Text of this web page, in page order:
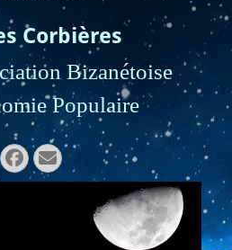
Corbières
Bizanétoise
Populaire
Rechercher :
Facebook
E-
mail